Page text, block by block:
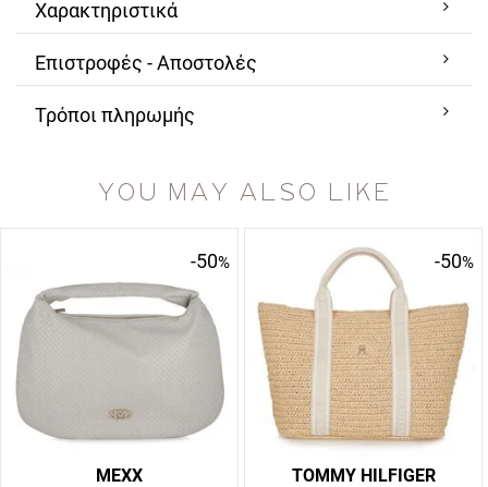
Χαρακτηριστικά
Επιστροφές - Αποστολές
Τρόποι πληρωμής
YOU MAY ALSO LIKE
-50%
MEXX
-50%
TOMMY HILFIGER